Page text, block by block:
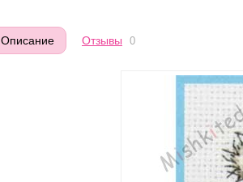
Описание Отзывы 0